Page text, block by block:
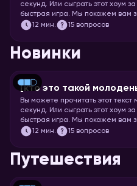
секунд. Или сыграть этот хоум
быстрая игра. Мы покажем вам
раннем возрасте, а ваша задача
12 мин. 15 вопросов
Новинки
[кто это такой
Вы можете прочитать этот
секунд. Или сыграть этот хоум
быстрая игра. Мы покажем вам
раннем возрасте, а ваша задача
12 мин. 15 вопросов
Путешествия